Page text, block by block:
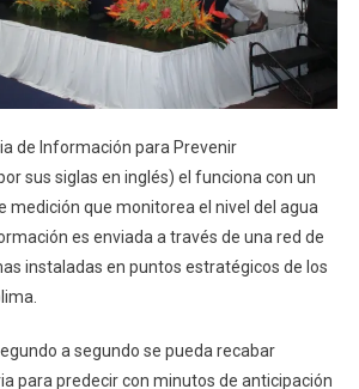
de Información para Prevenir
sus siglas en inglés) el funciona con un
medición que monitorea el nivel del agua
es enviada a través de una red de
instaladas en puntos estratégicos de los
a segundo se pueda recabar
para predecir con minutos de anticipación